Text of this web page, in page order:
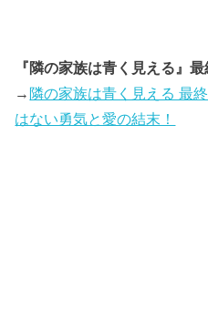
『隣の家族は青く見える』
→ 隣の家族は青く見える 最
はない勇気と愛の結末！